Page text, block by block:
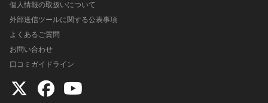
個人情報の取扱いについて
外部送信ツールに関する公表事項
よくあるご質問
お問い合わせ
口コミガイドライン